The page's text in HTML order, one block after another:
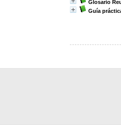
Glosario
Guía